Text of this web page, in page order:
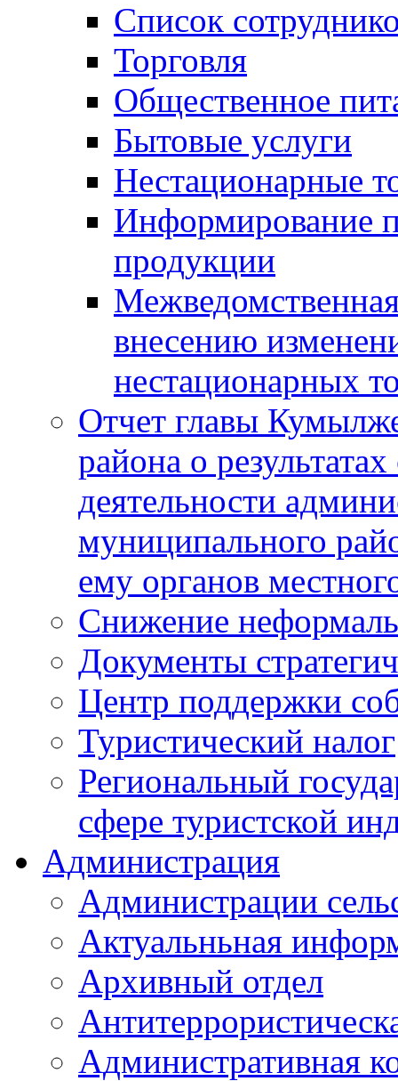
Список
Торговля
Общественное
Бытовые услуги
Нестационарные
Информирование
продукции
внесению
нестационарных
Отчет главы
района о
деятельности
муниципального
ему органов
Снижение
Документы
Центр поддержки
Туристический налог
Региональный
сфере туристской
Администрация
Администрации
Актуальньная
Архивный отдел
Административная